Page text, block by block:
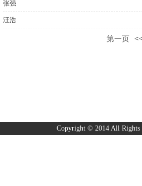
张强
汪浩
第一页
Copyright © 2014 All Rights